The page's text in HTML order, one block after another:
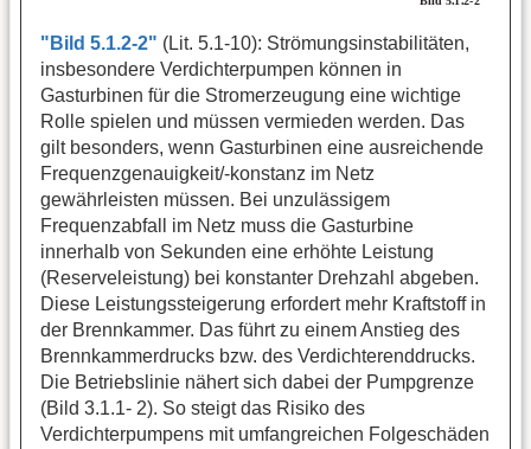
"Bild 5.1.2-2" (Lit. 5.1-10): Strömungsinstabilitäten,
insbesondere Verdichterpumpen können in
Gasturbinen für die Stromerzeugung eine wichtige
Rolle spielen und müssen vermieden werden. Das
gilt besonders, wenn Gasturbinen eine ausreichende
Frequenzgenauigkeit/-konstanz im Netz
gewährleisten müssen. Bei unzulässigem
Frequenzabfall im Netz muss die Gasturbine
innerhalb von Sekunden eine erhöhte Leistung
(Reserveleistung) bei konstanter Drehzahl abgeben.
Diese Leistungssteigerung erfordert mehr Kraftstoff in
der Brennkammer. Das führt zu einem Anstieg des
Brennkammerdrucks bzw. des Verdichterenddrucks.
Die Betriebslinie nähert sich dabei der Pumpgrenze
(Bild 3.1.1- 2). So steigt das Risiko des
Verdichterpumpens mit umfangreichen Folgeschäden